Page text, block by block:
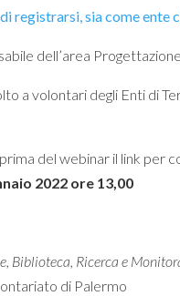
registrarsi, sia come ente
dell’area
a volontari degli Enti di
del webinar il link per
2022 ore 13,00
Biblioteca, Ricerca e
di Palermo